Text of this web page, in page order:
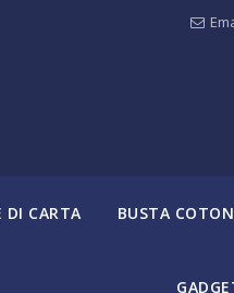
DI CARTA BUSTA